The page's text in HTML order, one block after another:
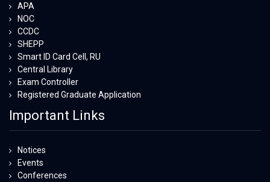
APA
NOC
CCDC
SHEPP
Smart ID Card Cell, RU
Central Library
Exam Controller
Registered Graduate Application
Important Links
Notices
Events
Conferences